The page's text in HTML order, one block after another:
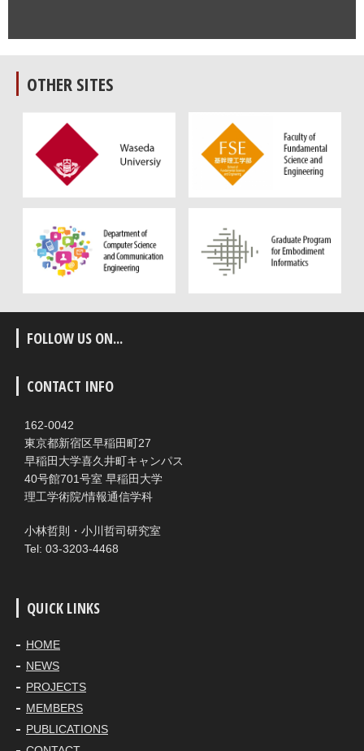
OTHER SITES
FOLLOW US ON...
CONTACT INFO
162-0042
東京都新宿区早稲田町27
早稲田大学喜久井町キャンパス
40号館701号室 早稲田大学
理工学術院/情報通信学科
小林哲則・小川哲司研究室
Tel: 03-3203-4468
QUICK LINKS
HOME
NEWS
PROJECTS
MEMBERS
PUBLICATIONS